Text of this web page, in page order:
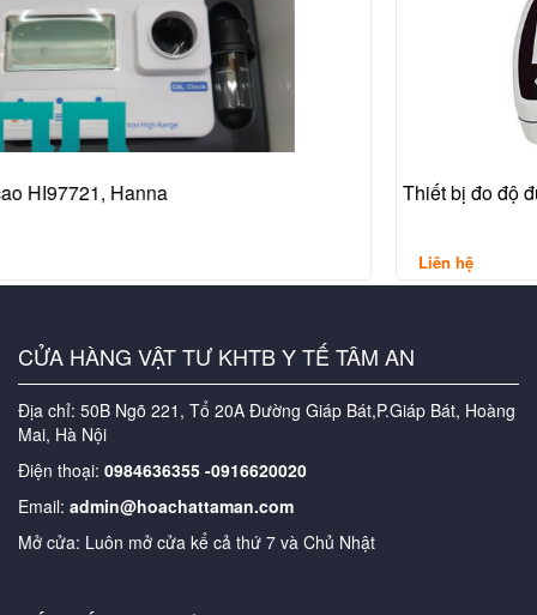
Thiết bị đo độ đục
CỬA HÀNG VẬT TƯ KHTB Y TẾ TÂM AN
Địa chỉ: 50B Ngõ 221, Tổ 20A Đường Giáp Bát,P.Giáp Bát, Hoàng
Mai, Hà Nội
Điện thoại: 0984636355 -0916620020
Email: admin@hoachattaman.com
Mở cửa: Luôn mở cửa kể cả thứ 7 và Chủ Nhật